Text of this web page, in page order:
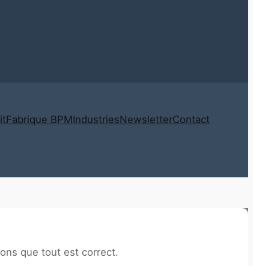
Fabrique BPMIndustriesNewsletterContact
que tout est correct.